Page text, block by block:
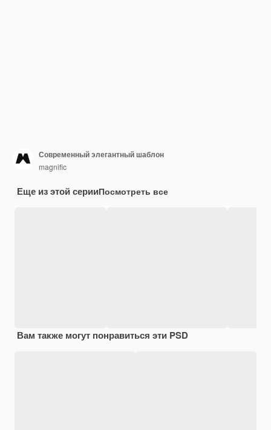
Современный элегантный шаблон
magnific
Еще из этой серииПосмотреть все
Вам также могут понравиться эти PSD